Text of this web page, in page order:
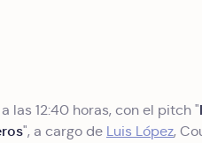
las 12:40 horas, con el pitch "
", a cargo de Luis López,